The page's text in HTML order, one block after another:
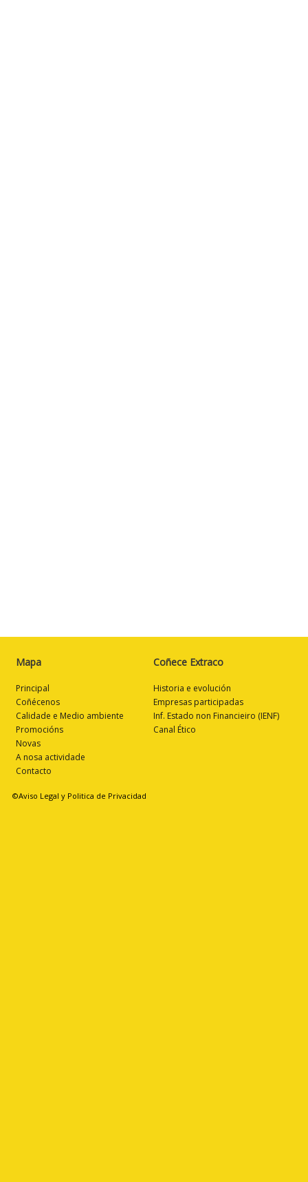
Mapa
Principal
Coñécenos
Calidade e Medio ambiente
Promocións
Novas
A nosa actividade
Contacto
Coñece Extraco
Historia e evolución
Empresas participadas
Inf. Estado non Financieiro (IENF)
Canal Ético
©Aviso Legal y Politica de Privacidad